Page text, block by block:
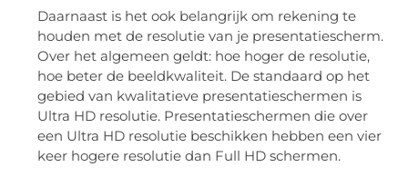
Daarnaast is het ook belangrijk om rekening te
houden met de resolutie van je presentatiescherm.
Over het algemeen geldt: hoe hoger de resolutie,
hoe beter de beeldkwaliteit. De standaard op het
gebied van kwalitatieve presentatieschermen is
Ultra HD resolutie. Presentatieschermen die over
een Ultra HD resolutie beschikken hebben een vier
keer hogere resolutie dan Full HD schermen.